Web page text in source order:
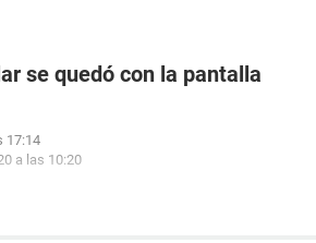
se quedó con la pantalla
17:14
a las 10:20